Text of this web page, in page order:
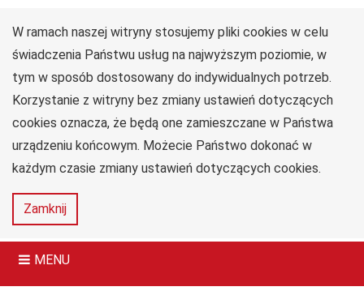
W ramach naszej witryny stosujemy pliki cookies w celu
świadczenia Państwu usług na najwyższym poziomie, w
tym w sposób dostosowany do indywidualnych potrzeb.
Korzystanie z witryny bez zmiany ustawień dotyczących
cookies oznacza, że będą one zamieszczane w Państwa
urządzeniu końcowym. Możecie Państwo dokonać w
każdym czasie zmiany ustawień dotyczących cookies.
Zamknij
Przejdź do głównego menu
Przejdź do treści
Przejdź do wyszukiwarki
Przejdź do mapy serwisu
Uniwersytet
Jana Długosza
w Częstochowie
Collegium Medicum
im. dr. Władysława
Biegańskiego
MENU